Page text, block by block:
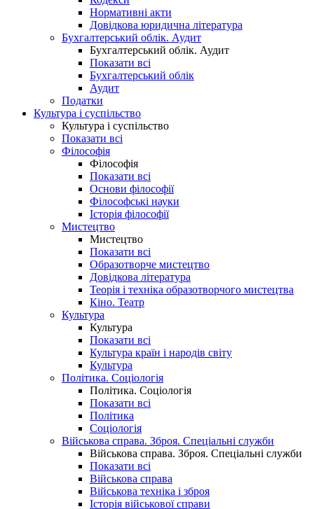
Нормативні акти
Довідкова юридична література
Бухгалтерський облік. Аудит
Бухгалтерський облік. Аудит
Показати всі
Бухгалтерський облік
Аудит
Податки
Культура і суспільство
Культура і суспільство
Показати всі
Філософія
Філософія
Показати всі
Основи філософії
Філософські науки
Історія філософії
Мистецтво
Мистецтво
Показати всі
Образотворче мистецтво
Довідкова література
Теорія і техніка образотворчого мистецтва
Кіно. Театр
Культура
Культура
Показати всі
Культура країн і народів світу
Культура
Політика. Соціологія
Політика. Соціологія
Показати всі
Політика
Соціологія
Військова справа. Зброя. Спеціальні служби
Військова справа. Зброя. Спеціальні служби
Показати всі
Військова справа
Військова техніка і зброя
Історія військової справи